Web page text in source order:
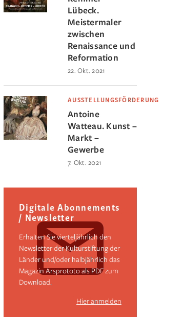
Lübeck.
Meistermaler
zwischen
Renaissance und
Reformation
22. Okt. 2021
AUSSTELLUNGSFÖRDERUNG
Antoine
Watteau. Kunst –
Markt –
Gewerbe
7. Okt. 2021
Digitale Abonnements
/ Newsletter
Erhalten Sie vierteljährlich den
Newsletter der Kulturstiftung der
Länder und/oder halbjährlich das
Magazin Arsprototo als PDF zum
Download.
Hier anmelden